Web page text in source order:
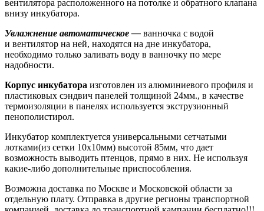
вентилятора расположенного на потолке и обратного клапана
внизу инкубатора.
Увлажнение автоматическое — ванночка с водой
и вентилятор на ней, находятся на дне инкубатора,
необходимо только заливать воду в ванночку по мере
надобности.
Корпус инкубатора изготовлен из алюминиевого профиля и
пластиковых сэндвич панелей толщиной 24мм., в качестве
термоизоляции в панелях используется экструзионный
пенополистирол.
Инкубатор комплектуется универсальными сетчатыми
лотками(из сетки 10х10мм) высотой 85мм, что дает
возможность выводить птенцов, прямо в них. Не используя
какие-либо дополнительные приспособления.
Возможна доставка по Москве и Московской области за
отдельную плату. Отправка в другие регионы транспортной